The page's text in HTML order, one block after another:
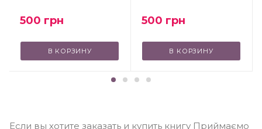
500 грн
В КОРЗИНУ
500 грн
В КОРЗИНУ
Если вы хотите заказать и купить книгу Приймаємо